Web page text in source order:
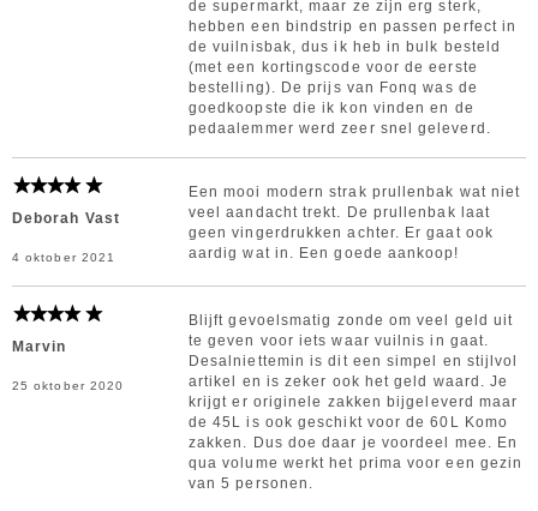
de supermarkt, maar ze zijn erg sterk,
hebben een bindstrip en passen perfect in
de vuilnisbak, dus ik heb in bulk besteld
(met een kortingscode voor de eerste
bestelling). De prijs van Fonq was de
goedkoopste die ik kon vinden en de
pedaalemmer werd zeer snel geleverd.
Deborah Vast
4 oktober 2021
Een mooi modern strak prullenbak wat niet
veel aandacht trekt. De prullenbak laat
geen vingerdrukken achter. Er gaat ook
aardig wat in. Een goede aankoop!
Marvin
25 oktober 2020
Blijft gevoelsmatig zonde om veel geld uit
te geven voor iets waar vuilnis in gaat.
Desalniettemin is dit een simpel en stijlvol
artikel en is zeker ook het geld waard. Je
krijgt er originele zakken bijgeleverd maar
de 45L is ook geschikt voor de 60L Komo
zakken. Dus doe daar je voordeel mee. En
qua volume werkt het prima voor een gezin
van 5 personen.